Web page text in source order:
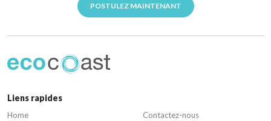
POSTULEZ MAINTENANT
Liens rapides
Home
Contactez-nous